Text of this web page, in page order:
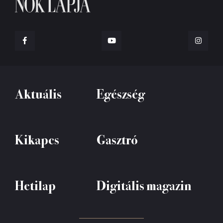
Aktuális Egészség
Kikapcs Gasztró
Hetilap Digitális magazin